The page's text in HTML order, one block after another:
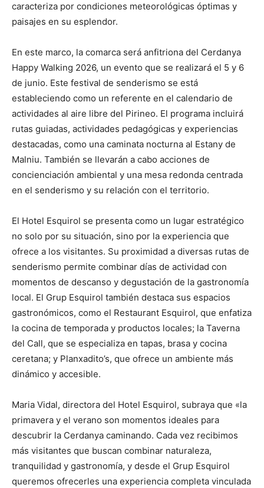
caracteriza por condiciones meteorológicas óptimas y
paisajes en su esplendor.
En este marco, la comarca será anfitriona del Cerdanya
Happy Walking 2026, un evento que se realizará el 5 y 6
de junio. Este festival de senderismo se está
estableciendo como un referente en el calendario de
actividades al aire libre del Pirineo. El programa incluirá
rutas guiadas, actividades pedagógicas y experiencias
destacadas, como una caminata nocturna al Estany de
Malniu. También se llevarán a cabo acciones de
concienciación ambiental y una mesa redonda centrada
en el senderismo y su relación con el territorio.
El Hotel Esquirol se presenta como un lugar estratégico
no solo por su situación, sino por la experiencia que
ofrece a los visitantes. Su proximidad a diversas rutas de
senderismo permite combinar días de actividad con
momentos de descanso y degustación de la gastronomía
local. El Grup Esquirol también destaca sus espacios
gastronómicos, como el Restaurant Esquirol, que enfatiza
la cocina de temporada y productos locales; la Taverna
del Call, que se especializa en tapas, brasa y cocina
ceretana; y Planxadito’s, que ofrece un ambiente más
dinámico y accesible.
Maria Vidal, directora del Hotel Esquirol, subraya que «la
primavera y el verano son momentos ideales para
descubrir la Cerdanya caminando. Cada vez recibimos
más visitantes que buscan combinar naturaleza,
tranquilidad y gastronomía, y desde el Grup Esquirol
queremos ofrecerles una experiencia completa vinculada